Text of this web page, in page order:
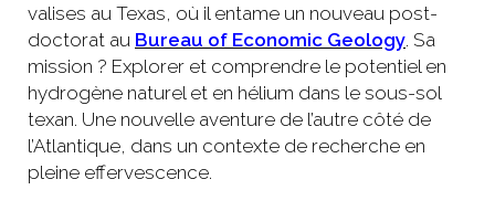
valises au Texas, où il entame un nouveau post-
doctorat au Bureau of Economic Geology. Sa
mission ? Explorer et comprendre le potentiel en
hydrogène naturel et en hélium dans le sous-sol
texan. Une nouvelle aventure de l’autre côté de
l’Atlantique, dans un contexte de recherche en
pleine effervescence.